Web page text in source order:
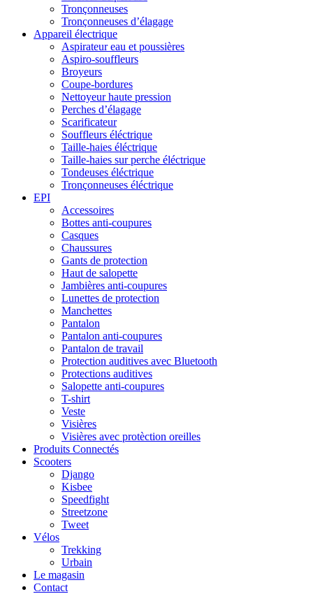
Tronçonneuses
Tronçonneuses d’élagage
Appareil électrique
Aspirateur eau et poussières
Aspiro-souffleurs
Broyeurs
Coupe-bordures
Nettoyeur haute pression
Perches d’élagage
Scarificateur
Souffleurs éléctrique
Taille-haies éléctrique
Taille-haies sur perche éléctrique
Tondeuses éléctrique
Tronçonneuses éléctrique
EPI
Accessoires
Bottes anti-coupures
Casques
Chaussures
Gants de protection
Haut de salopette
Jambières anti-coupures
Lunettes de protection
Manchettes
Pantalon
Pantalon anti-coupures
Pantalon de travail
Protection auditives avec Bluetooth
Protections auditives
Salopette anti-coupures
T-shirt
Veste
Visières
Visières avec protèction oreilles
Produits Connectés
Scooters
Django
Kisbee
Speedfight
Streetzone
Tweet
Vélos
Trekking
Urbain
Le magasin
Contact